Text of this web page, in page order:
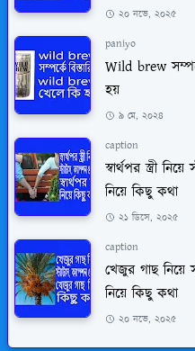
২০ নভে, ২০২৫
paniyo
Wild brew
হয়
৯ মে, ২০২৪
caption
স্বার্থপর স্ত্রী
নিয়ে কিছু কথা
২১ ডিসে, ২০২৫
caption
খেজুর গাছ নিয়ে
নিয়ে কিছু কথা
২০ নভে, ২০২৫